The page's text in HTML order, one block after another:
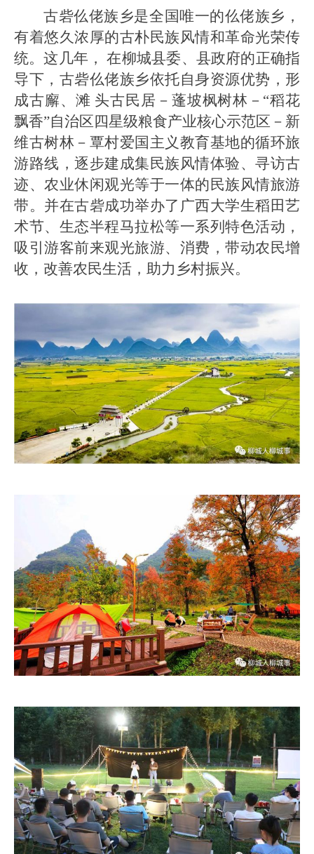
古砦仫佬族乡是全国唯一的仫佬族乡，
有着悠久浓厚的古朴民族风情和革命光荣传
统。这几年， 在柳城县委、县政府的正确指
导下，古砦仫佬族乡依托自身资源优势，形
成古廨、滩 头古民居－蓬坡枫树林－“稻花
飘香”自治区四星级粮食产业核心示范区－新
维古树林－覃村爱国主义教育基地的循环旅
游路线，逐步建成集民族风情体验、寻访古
迹、农业休闲观光等于一体的民族风情旅游
带。并在古砦成功举办了广西大学生稻田艺
术节、生态半程马拉松等一系列特色活动，
吸引游客前来观光旅游、消费，带动农民增
收，改善农民生活，助力乡村振兴。